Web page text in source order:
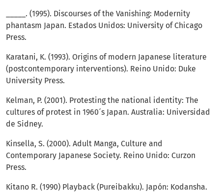
_____. (1995). Discourses of the Vanishing: Modernity
phantasm Japan. Estados Unidos: University of Chicago
Press.
Karatani, K. (1993). Origins of modern Japanese literature
(postcontemporary interventions). Reino Unido: Duke
University Press.
Kelman, P. (2001). Protesting the national identity: The
cultures of protest in 1960´s Japan. Australia: Universidad
de Sidney.
Kinsella, S. (2000). Adult Manga, Culture and
Contemporary Japanese Society. Reino Unido: Curzon
Press.
Kitano R. (1990) Playback (Pureibakku). Japón: Kodansha.